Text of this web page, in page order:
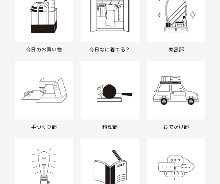
今日のお買い物 今日なに着てる？ 美容部
手づくり部 料理部 おでかけ部